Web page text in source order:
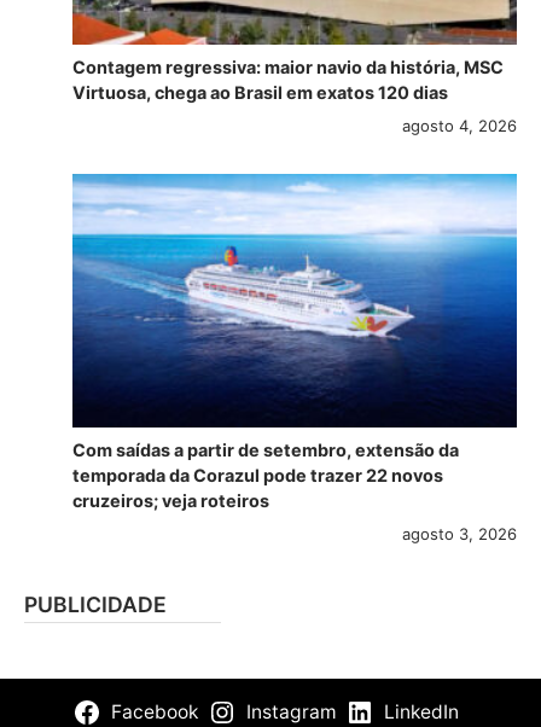
Contagem regressiva: maior navio da história, MSC
Virtuosa, chega ao Brasil em exatos 120 dias
agosto 4, 2026
Com saídas a partir de setembro, extensão da
temporada da Corazul pode trazer 22 novos
cruzeiros; veja roteiros
agosto 3, 2026
PUBLICIDADE
Facebook Instagram
LinkedIn